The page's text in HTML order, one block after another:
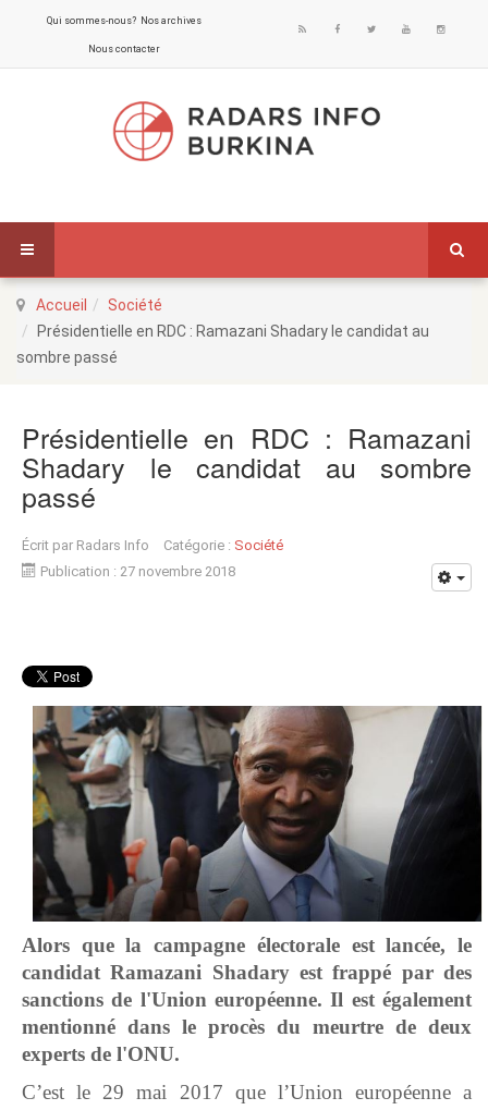
Qui sommes-nous? Nos archives
Nous contacter
Accueil
Société
Présidentielle en RDC : Ramazani Shadary le candidat au
sombre passé
Présidentielle en RDC : Ramazani
Shadary le candidat au sombre
passé
Écrit par Radars Info Catégorie : Société
Publication : 27 novembre 2018
Alors que la campagne électorale est lancée, le
candidat Ramazani Shadary est frappé par des
sanctions de l'Union européenne. Il est également
mentionné dans le procès du meurtre de deux
experts de l'ONU.
C’est le 29 mai 2017 que l’Union européenne a